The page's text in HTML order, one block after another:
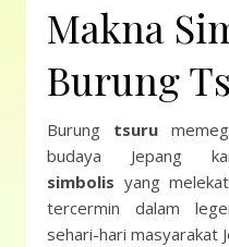
Makna
Burung
Burung tsuru
budaya Jepang
simbolis yang
tercermin dalam
sehari-hari masyarakat